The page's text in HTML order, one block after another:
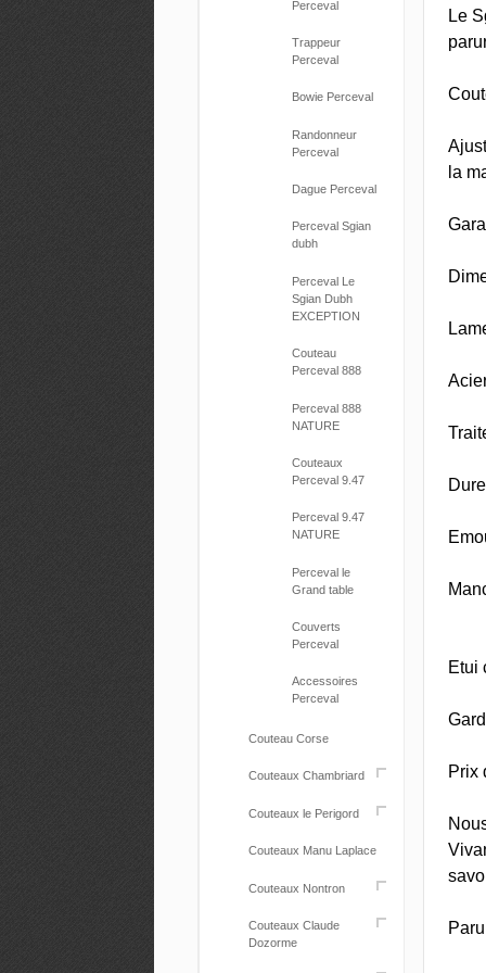
Perceval
Trappeur
Perceval
Bowie Perceval
Randonneur
Perceval
Dague Perceval
Perceval Sgian
dubh
Perceval Le
Sgian Dubh
EXCEPTION
Couteau
Perceval 888
Perceval 888
NATURE
Couteaux
Perceval 9.47
Perceval 9.47
NATURE
Perceval le
Grand table
Couverts
Perceval
Accessoires
Perceval
Couteau Corse
Couteaux Chambriard
Couteaux le Perigord
Couteaux Manu Laplace
Couteaux Nontron
Couteaux Claude
Dozorme
Le
la
Etui
Prix